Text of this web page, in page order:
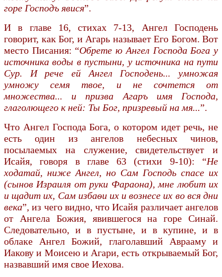
горе Господъ явися”.
И в главе 16, стихах 7-13, Ангел Господень
говорит, как Бог, и Агарь называет Его Богом. Вот
место Писания: “Обрете ю Ангел Господа Бога у
источника воды в пустыни, у источника на пути
Сур. И рече ей Ангел Господень... умножая
умножу семя твое, и не сочтется от
множества... и призва Агаръ имя Господа,
глаголющего к ней: Ты Бог, призревый на мя...”.
Что Ангел Господа Бога, о котором идет речь, не
есть один из ангелов небесных чинов,
посылаемых на служение, свидетельствует и
Исайя, говоря в главе 63 (стихи 9-10): “Не
ходатай, ниже Ангел, но Сам Господь спасе их
(сынов Израиля от руки Фараона), мне любит их
и щадит их, Сам избаѳи их и вознесе их во вся дни
века”, из чего видно, что Исайя различает ангелов
от Ангела Божия, явившегося на горе Синай.
Следовательно, и в пустыне, и в купине, и в
облаке Ангел Божий, глаголавший Аврааму и
Иакову и Моисею и Агари, есть открываемый Бог,
назвавший имя свое Иехова.